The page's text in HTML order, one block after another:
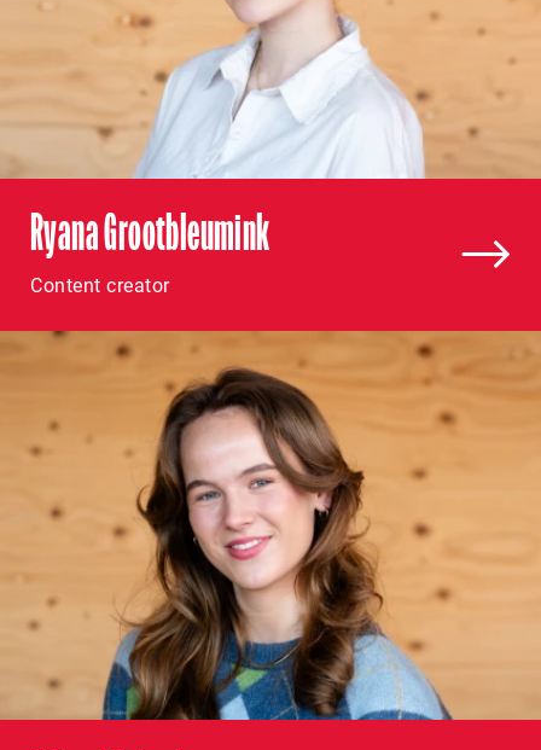
Ryana Grootbleumink
Content creator